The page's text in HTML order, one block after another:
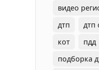
видео
дтп
дтп
кот
пдд
подборка